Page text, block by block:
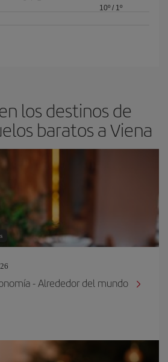
10º/ 1º
los destinos de
baratos a Viena
- Alrededor del mundo